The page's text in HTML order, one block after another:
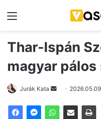
Thar-Ispán
magyar
Jurák Kata